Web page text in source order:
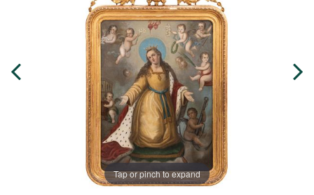
Tap or pinch to expand